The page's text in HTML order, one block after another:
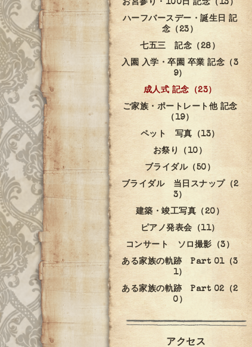
お宮参り・100日 記念（13）
ハーフバースデー・誕生日 記
念（23）
七五三 記念（28）
入園 入学・卒園 卒業 記念（3
9）
成人式 記念（23）
ご家族・ポートレート他 記念
（19）
ペット 写真（13）
お祭り（10）
ブライダル（50）
ブライダル 当日スナップ（2
3）
建築・竣工写真（20）
ピアノ発表会（11）
コンサート ソロ撮影（3）
ある家族の軌跡 Part 01（3
1）
ある家族の軌跡 Part 02（2
0）
アクセス